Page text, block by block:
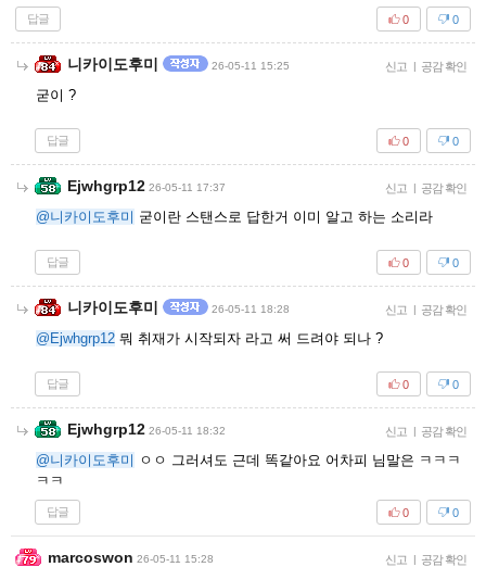
답글 0
0
니카이도후미 26-05-11 15:25 신고 | 공감 확인
굳이 ?
답글 0
0
Ejwhgrp12 26-05-11 17:37 신고 | 공감 확인
@니카이도후미 굳이란 스탠스로 답한거 이미 알고 하는 소리라
답글 0
0
니카이도후미 26-05-11 18:28 신고 | 공감 확인
@Ejwhgrp12 뭐 취재가 시작되자 라고 써 드려야 되나 ?
답글 0
0
Ejwhgrp12 26-05-11 18:32 신고 | 공감 확인
@니카이도후미 ㅇㅇ 그러셔도 근데 똑같아요 어차피 님말은 ㅋㅋㅋ
ㅋㅋ
답글 0
0
marcoswon 26-05-11 15:28 신고 | 공감 확인